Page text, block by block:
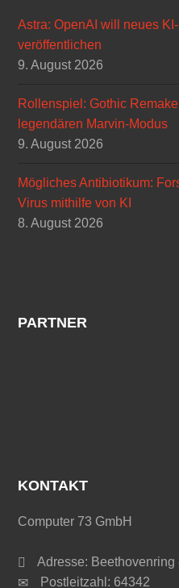
Astra: OpenAI will neues
veröffentlichen
9. August 2026
Rollenspiel: Gothic
legendären Marvin-Modus
9. August 2026
Mögliches Antibiotikum:
Virus mithilfe von KI
8. August 2026
PARTNER
KONTAKT
Computer 73 GmbH
Adresse: Beethovenring
Postleitzahl: 64342